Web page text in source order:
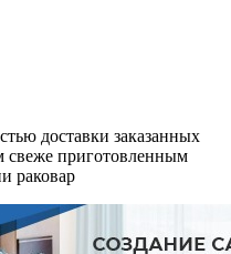
доставки заказанных
свеже приготовленным
раковар